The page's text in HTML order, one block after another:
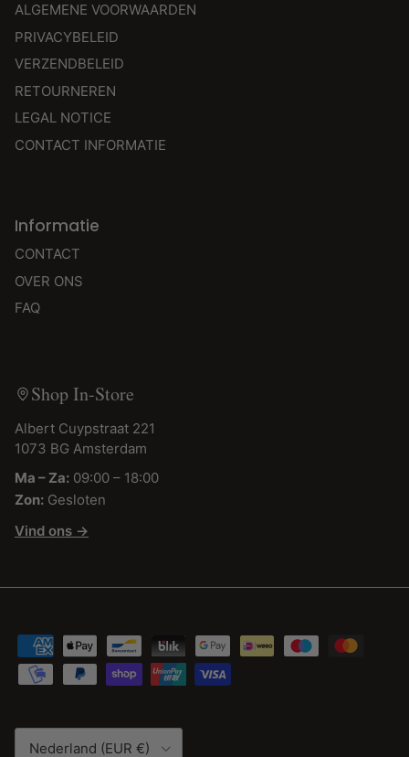
ALGEMENE VOORWAARDEN
PRIVACYBELEID
VERZENDBELEID
RETOURNEREN
LEGAL NOTICE
CONTACT INFORMATIE
Informatie
CONTACT
OVER ONS
FAQ
Shop In-Store
Albert Cuypstraat 221
1073 BG Amsterdam
Ma – Za: 09:00 – 18:00
Zon: Gesloten
Vind ons →
Land/Regio
Nederland (EUR €)